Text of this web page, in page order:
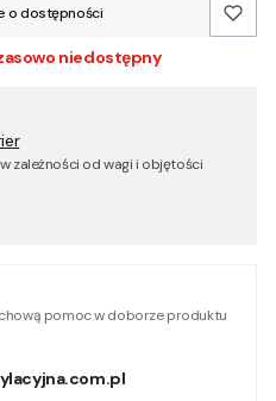
o dostępności
niedostępny
zależności od wagi i objętości
pomoc w doborze produktu